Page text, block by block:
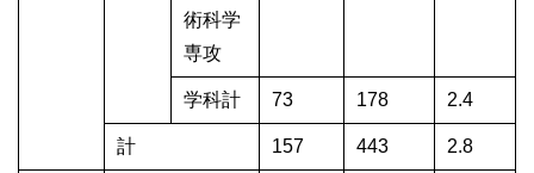
術科学
専攻
学科計 73 178 2.4
計 157 443 2.8